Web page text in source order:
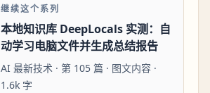
继续这个系列
本地知识库 DeepLocals 实测：自
动学习电脑文件并生成总结报告
AI 最新技术 · 第 105 篇 · 图文内容 ·
1.6k 字